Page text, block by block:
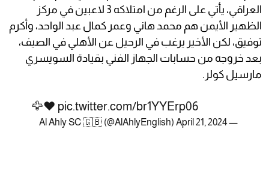
العراقي، يأتي على الرغم من امتلاكه 3 لاعبين في مركز
الظهير الأيمن هم محمد هاني وعمر كمال عبد الواحد، وأكرم
توفيق، لكن الأخير يرغب في الرحيل عن الأهلي في الصيف،
بعد خروجه من حسابات الجهاز الفني بقيادة السويسري
مارسيل كولر.
🦅❤️ pic.twitter.com/br1YYErp06
— Al Ahly SC 🇬🇧 (@AlAhlyEnglish)
April 21, 2024